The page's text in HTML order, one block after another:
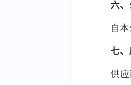
六
自
七
供